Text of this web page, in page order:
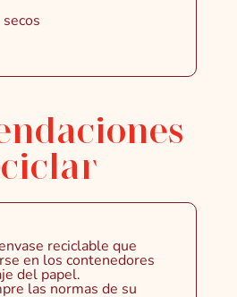
reciclable que
en los contenedores
del papel.
las normas de su